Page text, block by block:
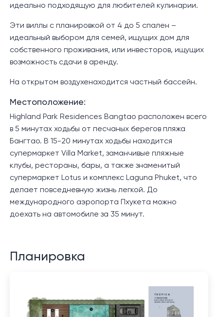
идеально подходящую для любителей кулинарии.
Эти виллы с планировкой от 4 до 5 спален –
идеальный выбором для семей, ищущих дом для
собственного проживания, или инвесторов, ищущих
возможность сдачи в аренду.
На открытом воздухенаходится частный бассейн.
Местоположение:
Highland Park Residences Bangtao расположен всего
в 5 минутах ходьбы от песчаных берегов пляжа
Бангтао. В 15-20 минутах ходьбы находится
супермаркет Villa Market, заманчивые пляжные
клубы, рестораны, бары, а также знаменитый
супермаркет Lotus и комплекс Laguna Phuket, что
делает повседневную жизнь легкой. До
международного аэропорта Пхукета можно
доехать на автомобиле за 35 минут.
Планировка